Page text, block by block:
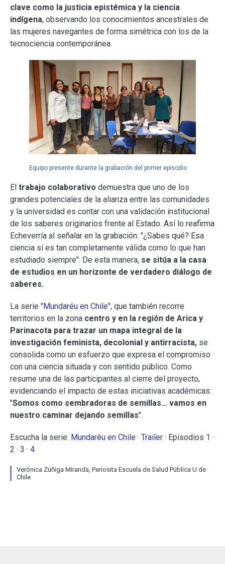
clave como la justicia epistémica y la ciencia
indígena, observando los conocimientos ancestrales de
las mujeres navegantes de forma simétrica con los de la
tecnociencia contemporánea.
Equipo presente durante la grabación del primer episodio
El trabajo colaborativo demuestra que uno de los
grandes potenciales de la alianza entre las comunidades
y la universidad es contar con una validación institucional
de los saberes originarios frente al Estado. Así lo reafirma
Echeverría al señalar en la grabación: "¿Sabes qué? Esa
ciencia sí es tan completamente válida como lo que han
estudiado siempre". De esta manera, se sitúa a la casa
de estudios en un horizonte de verdadero diálogo de
saberes.
La serie "Mundaréu en Chile", que también recorre
territorios en la zona centro y en la región de Arica y
Parinacota para trazar un mapa integral de la
investigación feminista, decolonial y antirracista, se
consolida como un esfuerzo que expresa el compromiso
con una ciencia situada y con sentido público. Como
resume una de las participantes al cierre del proyecto,
evidenciando el impacto de estas iniciativas académicas:
"Somos como sembradoras de semillas… vamos en
nuestro caminar dejando semillas".
Escucha la serie: Mundaréu en Chile · Trailer · Episodios 1 ·
2 · 3 · 4
Verónica Zúñiga Miranda, Periosita Escuela de Salud Pública U de
Chile